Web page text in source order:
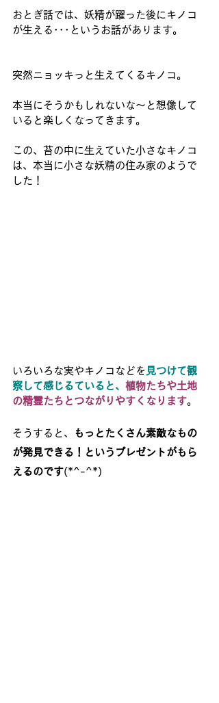
おとぎ話では、妖精が躍った後にキノコ
が生える･･･というお話があります。
突然ニョッキっと生えてくるキノコ。
本当にそうかもしれないな～と想像して
いると楽しくなってきます。
この、苔の中に生えていた小さなキノコ
は、本当に小さな妖精の住み家のようで
した！
いろいろな実やキノコなどを 見つけて観
察して感じるていると、 植物たちや土地
の精霊たちとつながりやすくなります。
そうすると、
もっとたくさん素敵なもの
が発見できる！というプレゼントがもら
えるのです(*^-^*)